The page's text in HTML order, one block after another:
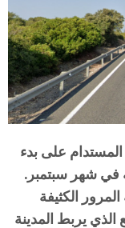
المستدام على بدء
في شهر سبتمبر.
الكثيفة
يربط المدينة